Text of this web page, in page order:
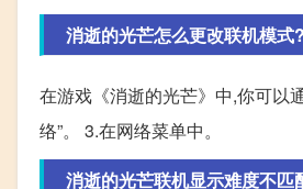
消逝的光芒怎么更改联机模式?
在游戏《消逝的光芒》中,你可以
络”。 3.在网络菜单中。
消逝的光芒联机显示难度不匹